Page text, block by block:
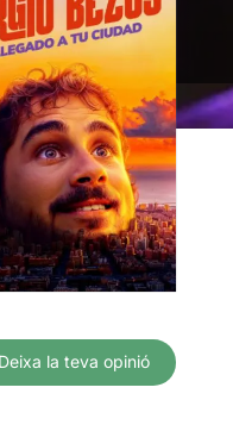
Deixa la teva opinió